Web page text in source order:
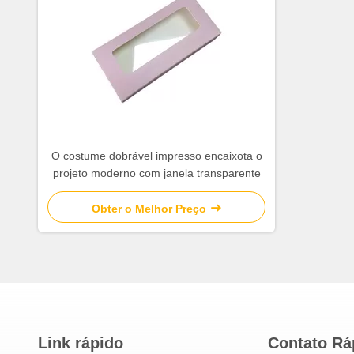
O costume dobrável impresso encaixota o
projeto moderno com janela transparente
Obter o Melhor Preço
Link rápido Contato